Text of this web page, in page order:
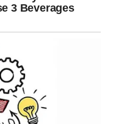
da su konačno